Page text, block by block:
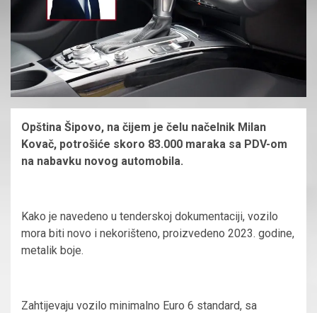
Opština Šipovo, na čijem je čelu načelnik Milan
Kovač, potrošiće skoro 83.000 maraka sa PDV-om
na nabavku novog automobila.
Kako je navedeno u tenderskoj dokumentaciji, vozilo
mora biti novo i nekorišteno, proizvedeno 2023. godine,
metalik boje.
Zahtijevaju vozilo minimalno Euro 6 standard, sa